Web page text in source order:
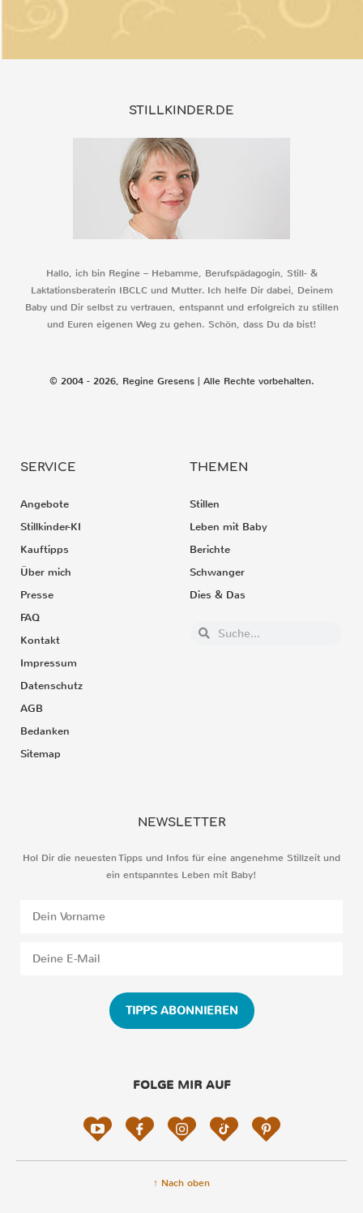
STILLKINDER.DE
Hallo, ich bin Regine – Hebamme, Berufspädagogin, Still- &
Laktationsberaterin IBCLC und Mutter. Ich helfe Dir dabei, Deinem
Baby und Dir selbst zu vertrauen, entspannt und erfolgreich zu stillen
und Euren eigenen Weg zu gehen. Schön, dass Du da bist!
© 2004 - 2026, Regine Gresens | Alle Rechte vorbehalten.
SERVICE
Angebote
Stillkinder-KI
Kauftipps
Über mich
Presse
FAQ
Kontakt
Impressum
Datenschutz
AGB
Bedanken
Sitemap
THEMEN
Stillen
Leben mit Baby
Berichte
Schwanger
Dies & Das
NEWSLETTER
Hol Dir die neuesten Tipps und Infos für eine angenehme Stillzeit und
ein entspanntes Leben mit Baby!
TIPPS ABONNIEREN
FOLGE MIR AUF
↑ Nach oben